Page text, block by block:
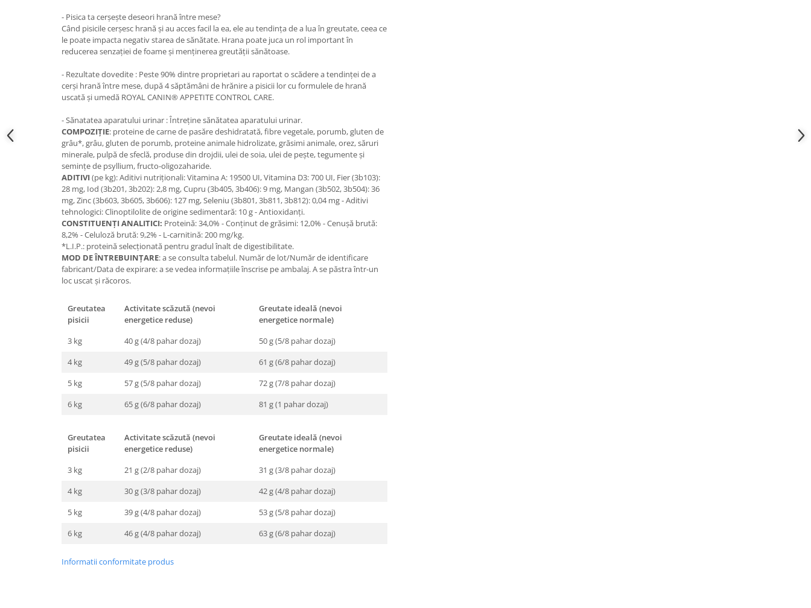
- Pisica ta cerșește deseori hrană între mese?
Când pisicile cerșesc hrană și au acces facil la ea, ele au tendința de a lua în greutate, ceea ce
le poate impacta negativ starea de sănătate. Hrana poate juca un rol important în
reducerea senzației de foame și menținerea greutății sănătoase.
- Rezultate dovedite : Peste 90% dintre proprietari au raportat o scădere a tendinţei de a
cerşi hrană între mese, după 4 săptămâni de hrănire a pisicii lor cu formulele de hrană
uscată și umedă ROYAL CANIN® APPETITE CONTROL CARE.
- Sănatatea aparatului urinar : Întreţine sănătatea aparatului urinar.
COMPOZIŢIE: proteine de carne de pasăre deshidratată, fibre vegetale, porumb, gluten de
grâu*, grâu, gluten de porumb, proteine animale hidrolizate, grăsimi animale, orez, săruri
minerale, pulpă de sfeclă, produse din drojdii, ulei de soia, ulei de peşte, tegumente şi
seminţe de psyllium, fructo-oligozaharide.
ADITIVI (pe kg): Aditivi nutriţionali: Vitamina A: 19500 UI, Vitamina D3: 700 UI, Fier (3b103):
28 mg, Iod (3b201, 3b202): 2,8 mg, Cupru (3b405, 3b406): 9 mg, Mangan (3b502, 3b504): 36
mg, Zinc (3b603, 3b605, 3b606): 127 mg, Seleniu (3b801, 3b811, 3b812): 0,04 mg - Aditivi
tehnologici: Clinoptilolite de origine sedimentară: 10 g - Antioxidanţi.
CONSTITUENŢI ANALITICI: Proteină: 34,0% - Conţinut de grăsimi: 12,0% - Cenuşă brută:
8,2% - Celuloză brută: 9,2% - L-carnitină: 200 mg/kg.
*L.I.P.: proteină selecţionată pentru gradul înalt de digestibilitate.
MOD DE ÎNTREBUINŢARE: a se consulta tabelul. Număr de lot/Număr de identificare
fabricant/Data de expirare: a se vedea informaţiile înscrise pe ambalaj. A se păstra într-un
loc uscat şi răcoros.
Greutatea
pisicii
Activitate scăzută (nevoi
energetice reduse)
Greutate ideală (nevoi
energetice normale)
3 kg
40 g (4/8 pahar dozaj)
50 g (5/8 pahar dozaj)
4 kg
49 g (5/8 pahar dozaj)
61 g (6/8 pahar dozaj)
5 kg
57 g (5/8 pahar dozaj)
72 g (7/8 pahar dozaj)
6 kg
65 g (6/8 pahar dozaj) 81 g (1 pahar dozaj)
Greutatea
pisicii
Activitate scăzută (nevoi
energetice reduse)
Greutate ideală (nevoi
energetice normale)
3 kg
21 g (2/8 pahar dozaj)
31 g (3/8 pahar dozaj)
4 kg
30 g (3/8 pahar dozaj)
42 g (4/8 pahar dozaj)
5 kg
39 g (4/8 pahar dozaj)
53 g (5/8 pahar dozaj)
6 kg
46 g (4/8 pahar dozaj) 63 g (6/8 pahar dozaj)
Informatii conformitate produs